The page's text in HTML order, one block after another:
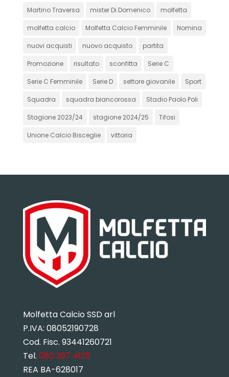
Martino Traversa mister Di Domenico molfetta
molfetta calcio Molfetta Calcio Femminile Nomina
nuovi acquisti nuovo acquisto partita
Promozione risultato sconfitta Serie C
Serie C Femminile Serie D settore giovanile Sport
Squadra squadra biancorossa Stadio Paolo Poli
Stagione 2023/24 stagione 2024/25 Tifosi
Unione Calcio Bisceglie vittoria
Molfetta Calcio SSD arl
P.IVA: 08052190728
Cod. Fisc. 93441260721
Tel. 080 397 4135
REA BA-628017